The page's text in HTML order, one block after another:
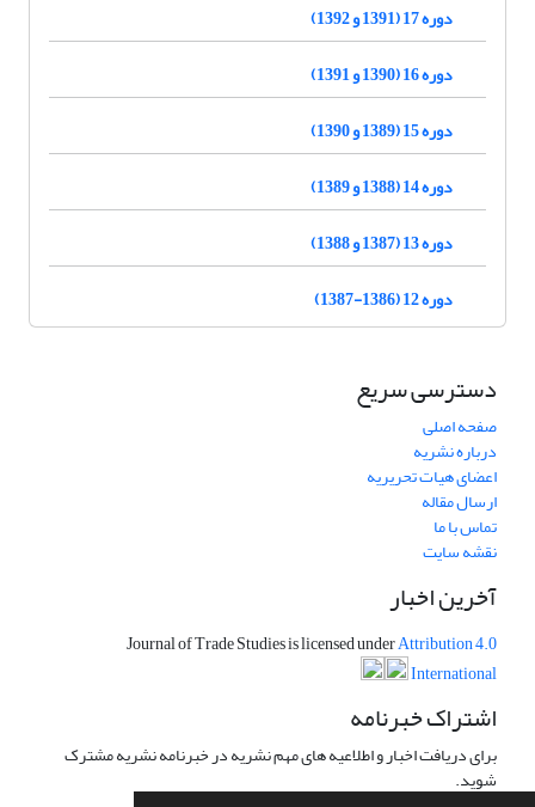
دوره 17 (1391 و 1392)
دوره 16 (1390 و 1391)
دوره 15 (1389 و 1390)
دوره 14 (1388 و 1389)
دوره 13 (1387 و 1388)
دوره 12 (1386-1387)
دسترسی سریع
صفحه اصلی
درباره نشریه
اعضای هیات تحریریه
ارسال مقاله
تماس با ما
نقشه سایت
آخرین اخبار
Journal of Trade Studies is licensed underAttribution 4.0
International
اشتراک خبرنامه
برای دریافت اخبار و اطلاعیه های مهم نشریه در خبرنامه نشریه مشترک
شوید.